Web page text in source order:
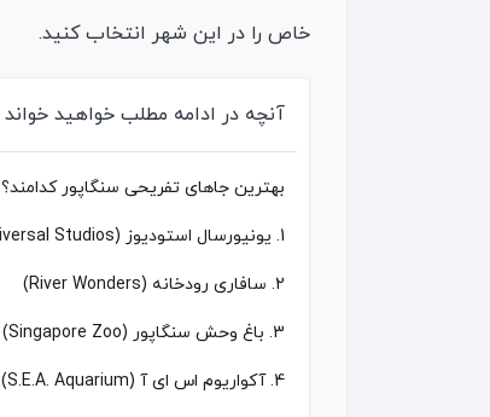
خاص را در این شهر انتخاب کنید.
آنچه در ادامه مطلب خواهید خواند
بهترین جاهای تفریحی سنگاپور کدامند؟
1. یونیورسال استودیوز (Universal Studios)
2. سافاری رودخانه (River Wonders)
3. باغ وحش سنگاپور (Singapore Zoo)
4. آکواریوم اس ای آ (S.E.A. Aquarium)